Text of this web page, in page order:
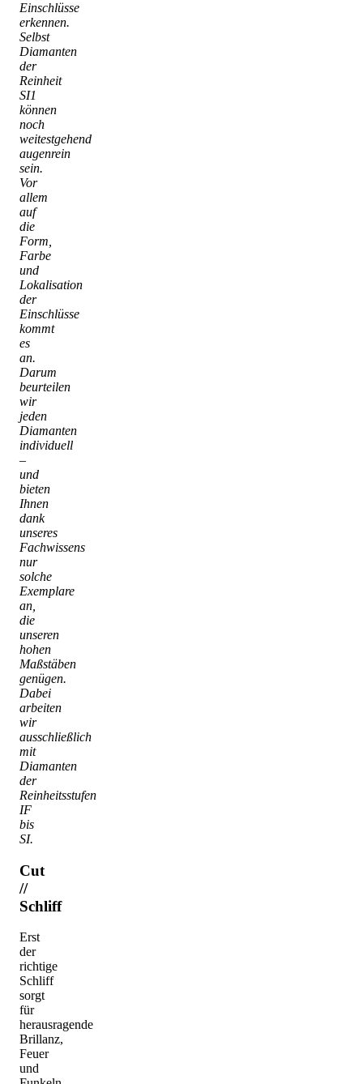
Einschlüsse
erkennen.
Selbst
Diamanten
der
Reinheit
SI1
können
noch
weitestgehend
augenrein
sein.
Vor
allem
auf
die
Form,
Farbe
und
Lokalisation
der
Einschlüsse
kommt
es
an.
Darum
beurteilen
wir
jeden
Diamanten
individuell
–
und
bieten
Ihnen
dank
unseres
Fachwissens
nur
solche
Exemplare
an,
die
unseren
hohen
Maßstäben
genügen.
Dabei
arbeiten
wir
ausschließlich
mit
Diamanten
der
Reinheitsstufen
IF
bis
SI.
Cut
//
Schliff
Erst
der
richtige
Schliff
sorgt
für
herausragende
Brillanz,
Feuer
und